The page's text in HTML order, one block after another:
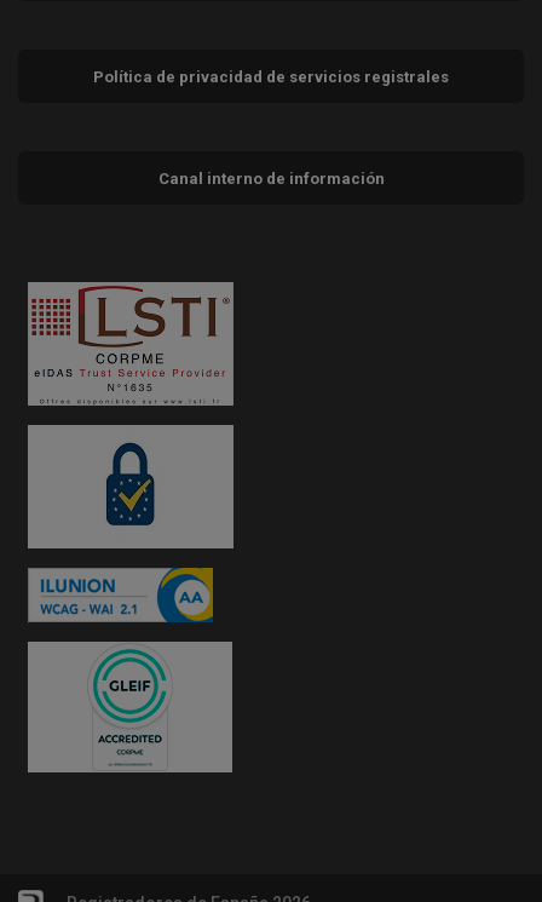
Política de privacidad de servicios registrales
Canal interno de información